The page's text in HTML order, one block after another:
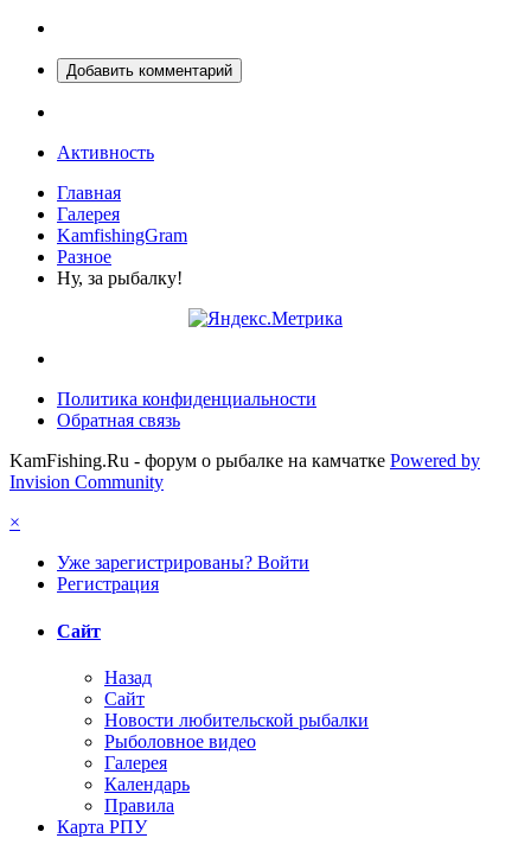
Добавить комментарий
Активность
Главная
Галерея
KamfishingGram
Разное
Ну, за рыбалку!
Политика конфиденциальности
Обратная связь
KamFishing.Ru - форум о рыбалке на камчатке Powered by
Invision Community
×
Уже зарегистрированы? Войти
Регистрация
Сайт
Назад
Сайт
Новости любительской рыбалки
Рыболовное видео
Галерея
Календарь
Правила
Карта РПУ